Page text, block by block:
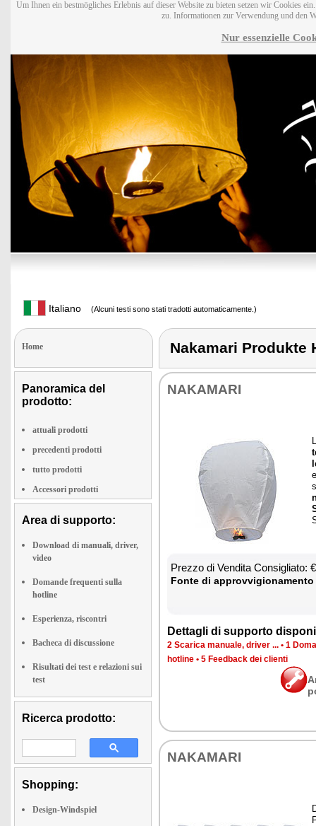
Um Ihnen ein bestmögliches Erlebnis auf dieser Website zu bieten setzen wir Cookies
zu. Informationen zur Verwendung und den
Nur essenzielle
Italiano (Alcuni testi sono stati tradotti automaticamente.)
Home
Panoramica del
prodotto:
attuali prodotti
precedenti prodotti
tutto prodotti
Accessori prodotti
Area di supporto:
Download di manuali, driver,
video
Domande frequenti sulla
hotline
Esperienza, riscontri
Bacheca di discussione
Risultati dei test e relazioni sui
test
Ricerca prodotto:
Shopping:
Design-Windspiel
Nakamari Produkte
NA­KA­MA­RI
Prez­zo di Ven­di­ta Con­si­glia­to:
Fon­te di
Det­ta­gli di sup­por­to
2 Sca­ri­ca ma­nua­le, dri­ver ... • 1
ho­tli­ne • 5 Feed­back dei clien­ti
NA­KA­MA­RI